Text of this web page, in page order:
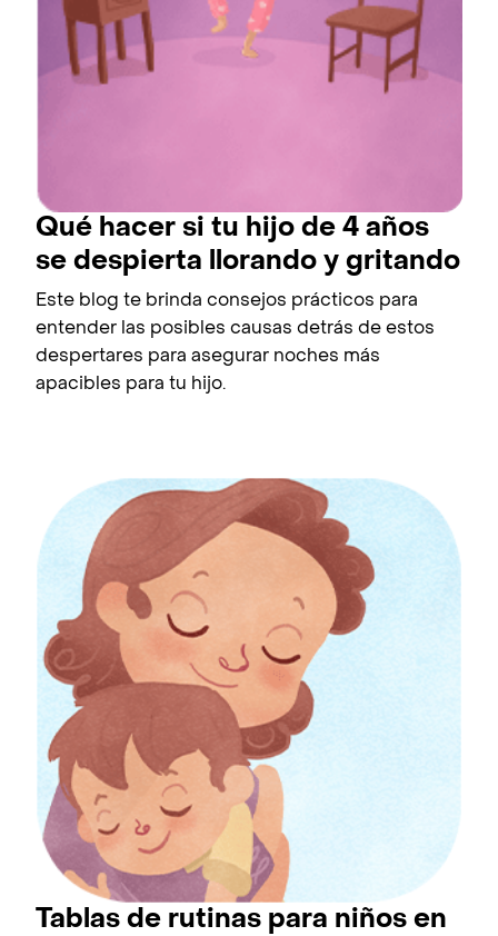
Qué hacer si tu hijo de 4 años
se despierta llorando y gritando
Este blog te brinda consejos prácticos para
entender las posibles causas detrás de estos
despertares para asegurar noches más
apacibles para tu hijo.
Tablas de rutinas para niños en